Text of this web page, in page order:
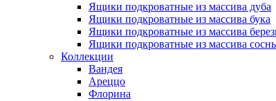
Ящики подкроватные из массива дуба
Ящики подкроватные из массива бука
Ящики подкроватные из массива
Ящики подкроватные из массива
Коллекции
Вандея
Ареццо
Флорина